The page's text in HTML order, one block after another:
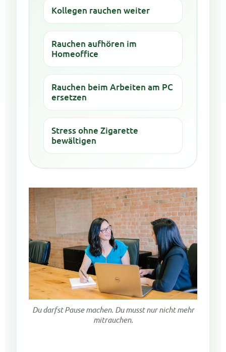
Kollegen rauchen weiter
Rauchen aufhören im
Homeoffice
Rauchen beim Arbeiten am PC
ersetzen
Stress ohne Zigarette
bewältigen
Du darfst Pause machen. Du musst nur nicht mehr
mitrauchen.